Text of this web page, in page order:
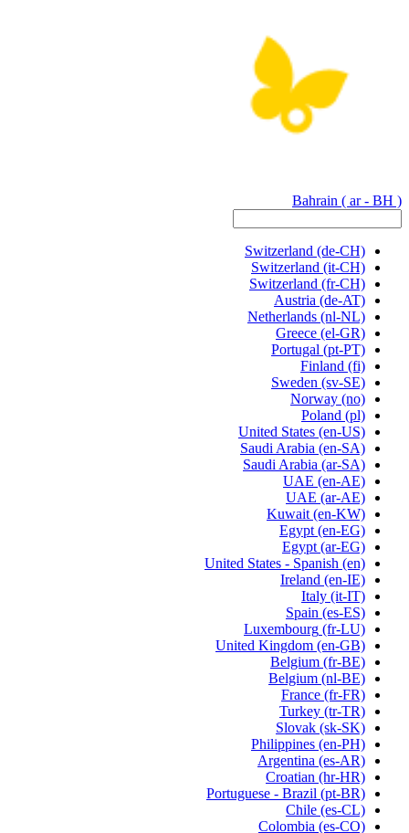
Bahrain ( ar - BH )
Switzerland (de-CH)
Switzerland (it-CH)
Switzerland (fr-CH)
Austria (de-AT)
Netherlands (nl-NL)
Greece (el-GR)
Portugal (pt-PT)
Finland (fi)
Sweden (sv-SE)
Norway (no)
Poland (pl)
United States (en-US)
Saudi Arabia (en-SA)
Saudi Arabia (ar-SA)
UAE (en-AE)
UAE (ar-AE)
Kuwait (en-KW)
Egypt (en-EG)
Egypt (ar-EG)
United States - Spanish (en)
Ireland (en-IE)
Italy (it-IT)
Spain (es-ES)
Luxembourg (fr-LU)
United Kingdom (en-GB)
Belgium (fr-BE)
Belgium (nl-BE)
France (fr-FR)
Turkey (tr-TR)
Slovak (sk-SK)
Philippines (en-PH)
Argentina (es-AR)
Croatian (hr-HR)
Portuguese - Brazil (pt-BR)
Chile (es-CL)
Colombia (es-CO)